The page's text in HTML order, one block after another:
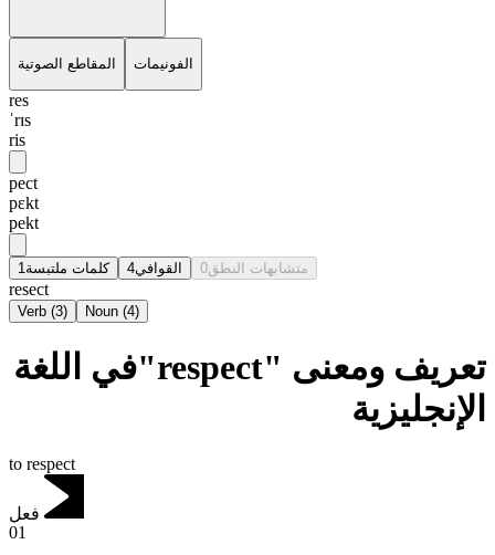
المقاطع الصوتية الفونيمات
res
ˈrɪs
ris
pect
pɛkt
pekt
كلمات ملتبسة 1 القوافي4 متشابهات النطق0
resect
Verb (3) Noun (4)
تعريف ومعنى "respect"في اللغة
الإنجليزية
to respect
فعل
01